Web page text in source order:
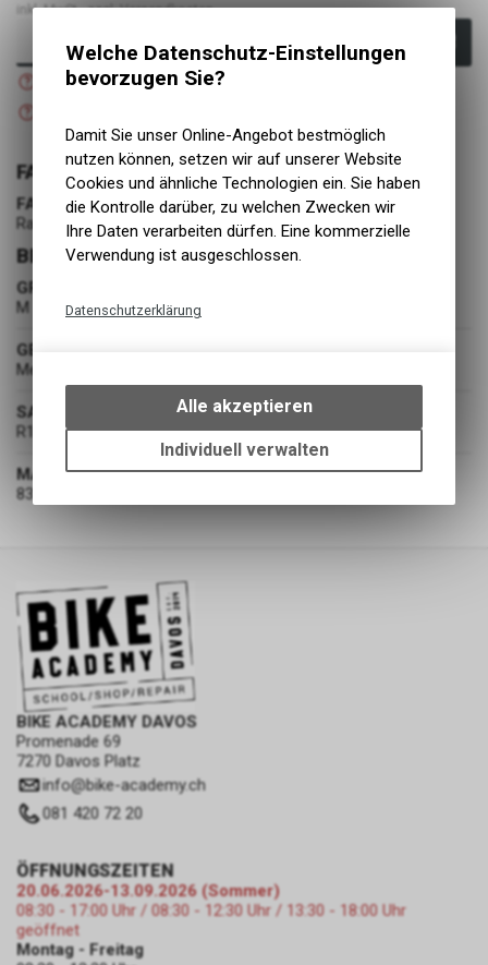
inkl. MwSt., zzgl. Versandkosten
In den Warenkorb
Nicht verfügbar
Versand
FARBE
FARBE
Rad Things
BEKLEIDUNG
GRÖSSE
M
GESCHLECHT
Mens
SAISON
R1-25
MATERIAL
83% Merino Wool 13% Nylon 4% Elastane
BIKE ACADEMY DAVOS
Promenade 69
7270 Davos Platz
info@bike-academy.ch
081 420 72 20
ÖFFNUNGSZEITEN
20.06.2026-13.09.2026 (Sommer)
08:30 - 17:00 Uhr / 08:30 - 12:30 Uhr / 13:30 - 18:00 Uhr
geöffnet
Montag - Freitag
Welche Datenschutz-Einstellungen
bevorzugen Sie?
Damit Sie unser Online-Angebot bestmöglich
nutzen können, setzen wir auf unserer Website
Cookies und ähnliche Technologien ein. Sie haben
die Kontrolle darüber, zu welchen Zwecken wir
Ihre Daten verarbeiten dürfen. Eine kommerzielle
Verwendung ist ausgeschlossen.
Datenschutzerklärung
bestimmte Interaktionen und
Einstellungen auf Ihrem Gerät,
um die grundlegenden
Funktionen unseres Online-
keinerlei Rückschlüsse auf Ihre
persönlichen Informationen
zulassen.
Alle akzeptieren
Individuell verwalten